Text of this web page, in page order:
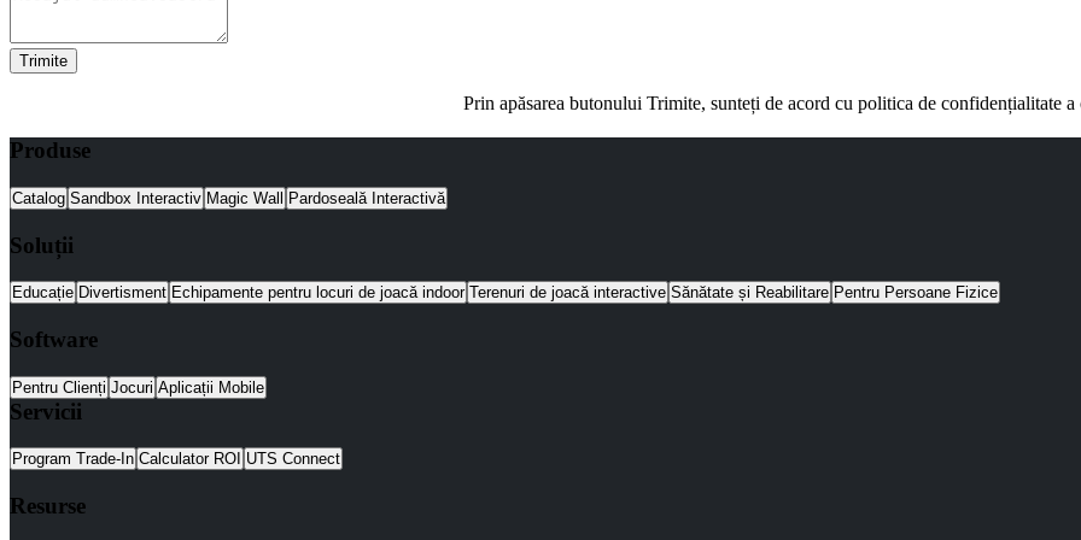
Trimite
Prin apăsarea butonului Trimite, sunteți de acord cu politica de confidențialitate a
Produse
Catalog Sandbox Interactiv Magic Wall Pardoseală Interactivă
Soluții
Educație Divertisment Echipamente pentru locuri de joacă indoor Terenuri de joacă interactive Sănătate și Reabilitare Pentru Persoane Fizice
Software
Pentru Clienți Jocuri Aplicații Mobile
Servicii
Program Trade-In Calculator ROI UTS Connect
Resurse